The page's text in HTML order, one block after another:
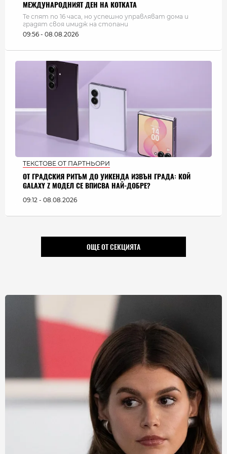
МЕЖДУНАРОДНИЯТ ДЕН НА КОТКАТА
Те спят по 16 часа, но успешно управляват дома и
градят своя имидж на стопани
09:56 - 08.08.2026
ТЕКСТОВЕ ОТ ПАРТНЬОРИ
ОТ ГРАДСКИЯ РИТЪМ ДО УИКЕНДА ИЗВЪН ГРАДА: КОЙ
GALAXY Z МОДЕЛ СЕ ВПИСВА НАЙ-ДОБРЕ?
09:12 - 08.08.2026
ОЩЕ ОТ СЕКЦИЯТА